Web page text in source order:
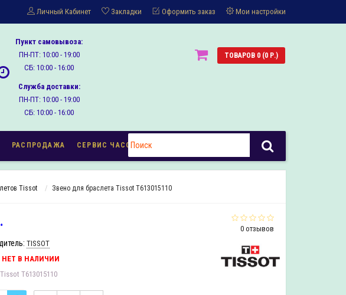
Личный Кабинет Закладки Оформить заказ Мои настройки
Пункт самовывоза:
ПН-ПТ: 10:00 - 19:00
СБ: 10:00 - 16:00
Служба доставки:
ПН-ПТ: 10:00 - 19:00
СБ: 10:00 - 16:00
ТОВАРОВ 0 (0 Р.)
РАСПРОДАЖА СЕРВИС ЧАСОВ
Tissot Звено для браслета Tissot T613015110
0 отзывов
TISSOT
НЕТ В НАЛИЧИИ
Tissot T613015110